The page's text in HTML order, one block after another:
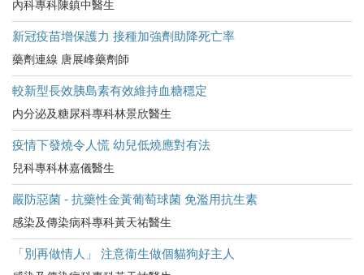
內科專科陳鎮中醫生
新冠疫苗增保護力 接種加強劑助降死亡率
藥劑連線 唐展峰藥劑師
較新型長效胰島素有效維持血糖穩定
内分泌及糖尿科專科林景欣醫生
疫情下發燒令人慌 幼兒低燒應對有法
兒科專科林嘉儀醫生
嚴防惡菌 - 抗藥性金黃葡萄球菌 免濫用抗生素
感染及傳染病科專科黃天祐醫生
「別再做情人」 注意衞生做個貓狗好主人